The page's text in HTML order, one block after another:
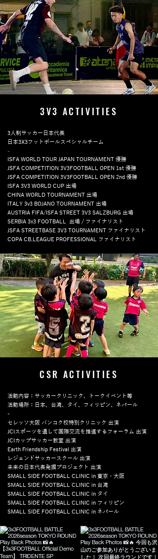
選手活動としては、セルビア欧州大会に日本人として初
めて出場し、その後、オーストリアで開催された最高峰
ともいわれる世界大会 「FIFA STREET 3V3」に出場を
果たした。
また、ラトビアで開催されたISFA 3V3 WORLD CUP、中
国で開催された3V3 WORLD TOURNAMENTにも日本代
表として出場した。
​現在もなお、日本国内はもちろん、セルビア、イタリ
ア、中国など世界中で3人制サッカー選手として活動し
ている。
南アジアを中心にイベントを開催出演し、子どもたちに
サッカーの技術、楽しみを伝えている。
イベントではダブルゲスト出演を行うなど、活動の幅を
広げ続けている。
3V3 ACTIVITIES
3人制サッカー日本代表
​日本3X3フットボールスペシャルチーム
-
ISFA WORLD TOUR JAPAN TOURNAMENT 優勝
JSFA COMPETITION 3V3FOOTBALL OPEN 1st 優勝
JSFA COMPETITION 3V3FOOTBALL OPEN 2nd 優勝
ISFA 3V3 WORLD CUP 出場
CHINA WORLD TOURNAMENT 出場
ITALY 3v3 BOJANO TOURNAMENT 出場
AUSTRIA FIFA/ISFA STREET 3V3 SALZBURG 出場
SERBIA 3x3 FOOTBALL 出場 / ファイナリスト
JSFA STREETBASE 3V3 TOURNAMENT ファイナリスト
COPA CB.LEAGUE PROFESSIONAL ファイナリスト
CSR ACTIVITIES
​活動内容：サッカークリニック、トークイベント等
活動場所：日本、台湾、タイ、フィリピン、ネパール​
-
セレッソ大阪 バンコク校特別クリニック 出演
JCIスポーツを通して国際交流を推進するフォーラム 出演
JCIカップサッカー教室 出演
Earth Friendship Festival 出演
レジェンドサッカースクール 出演
未来の日本代表発掘プロジェクト 出演
SMALL SIDE FOOTBALL CLINIC in 東京・大阪
SMALL SIDE FOOTBALL CLINIC in 台湾
SMALL SIDE FOOTBALL CLINIC in タイ
SMALL SIDE FOOTBALL CLINIC in フィリピン
SMALL SIDE FOOTBALL CLINIC in ネパール